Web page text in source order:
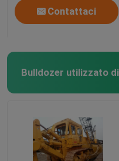
Contattaci
Bulldozer utilizzato di